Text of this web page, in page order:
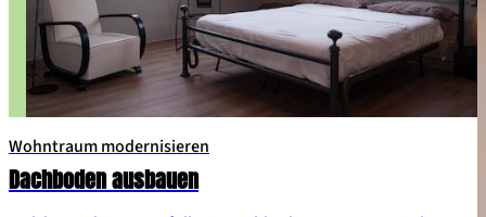
Wohntraum modernisieren
Dachboden ausbauen